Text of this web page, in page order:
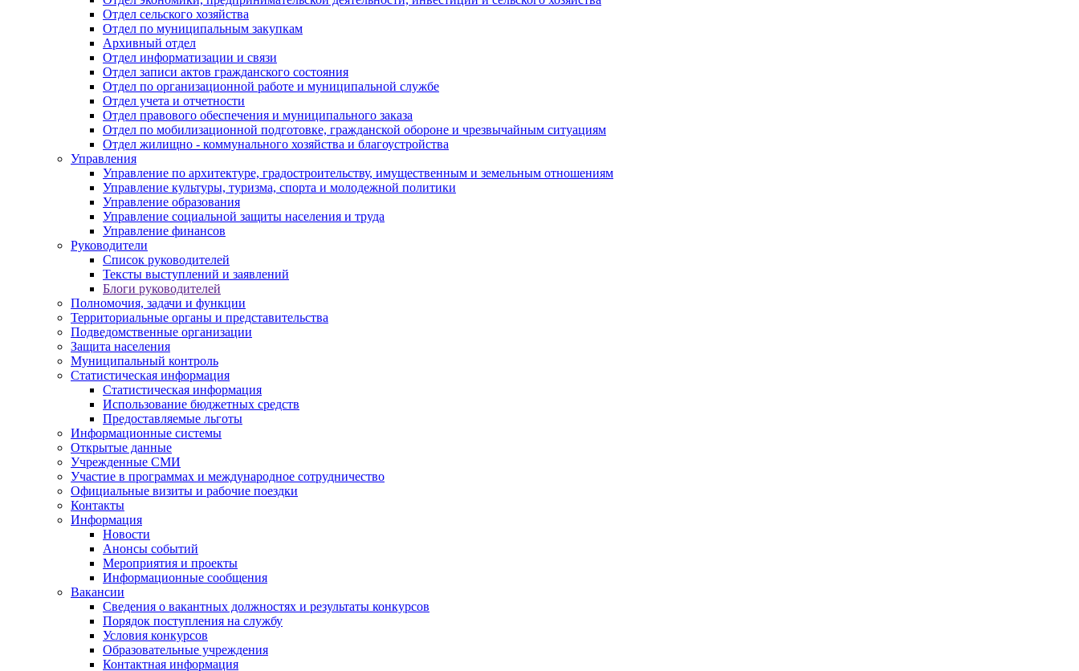
Отдел сельского хозяйства
Отдел по муниципальным закупкам
Архивный отдел
Отдел информатизации и связи
Отдел записи актов гражданского состояния
Отдел по организационной работе и муниципальной службе
Отдел учета и отчетности
Отдел правового обеспечения и муниципального заказа
Отдел по мобилизационной подготовке, гражданской обороне и чрезвычайным ситуациям
Отдел жилищно - коммунального хозяйства и благоустройства
Управления
Управление по архитектуре, градостроительству, имущественным и земельным отношениям
Управление культуры, туризма, спорта и молодежной политики
Управление образования
Управление социальной защиты населения и труда
Управление финансов
Руководители
Список руководителей
Тексты выступлений и заявлений
Блоги руководителей
Полномочия, задачи и функции
Территориальные органы и представительства
Подведомственные организации
Защита населения
Муниципальный контроль
Статистическая информация
Статистическая информация
Использование бюджетных средств
Предоставляемые льготы
Информационные системы
Открытые данные
Учрежденные СМИ
Участие в программах и международное сотрудничество
Официальные визиты и рабочие поездки
Контакты
Информация
Новости
Анонсы событий
Мероприятия и проекты
Информационные сообщения
Вакансии
Сведения о вакантных должностях и результаты конкурсов
Порядок поступления на службу
Условия конкурсов
Образовательные учреждения
Контактная информация